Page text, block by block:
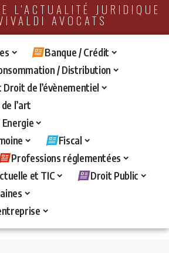
L'ACTUALITÉ JURIDIQUE
AVOCATS
Banque / Crédit
/ Distribution
de l’évènementiel
l’art
Fiscal
Professions réglementées
et TIC
Droit Public